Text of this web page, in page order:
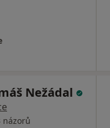
Nežádal
názorů